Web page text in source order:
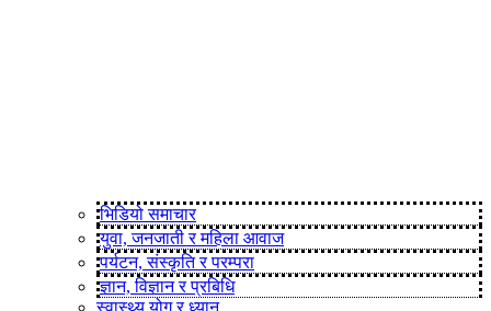
भिडियो समाचार
युवा, जनजाती र महिला आवाज
पर्यटन, संस्कृति र परम्परा
ज्ञान, विज्ञान र प्रबिधि